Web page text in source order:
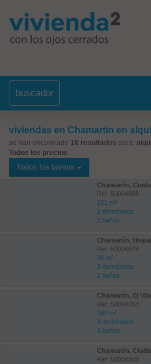
buscador
viviendas en Chamartín en
se han encontrado 18 resultados para:
Todos los precios
Todos los barrios
Chamartín,
Ref: 50004558
101 m²
2 dormitorios
2 baños
Chamartín,
Ref: 50004678
90 m²
2 dormitorios
2 baños
Chamartín, El
Ref: 50004758
160 m²
3 dormitorios
3 baños
Chamartín,
Ref: 50004808